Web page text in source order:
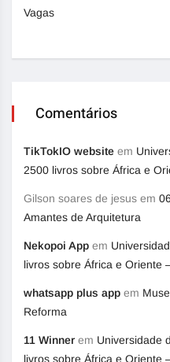
Vagas
Comentários
TikTokIO website em
2500 livros sobre África e
Gilson soares de jesus em
Amantes de Arquitetura
Nekopoi App em
livros sobre África e Oriente
whatsapp plus app em
Reforma
11 Winner em Universidade
livros sobre África e Oriente